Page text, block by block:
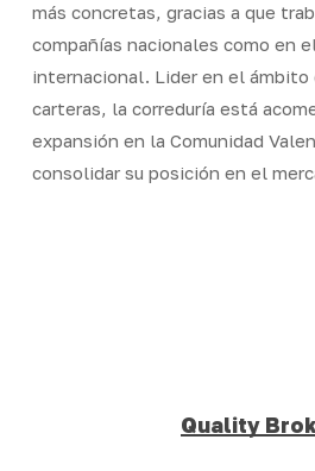
más concretas, gracias a que
compañías nacionales como en
internacional. Lider en el ámbito
carteras, la correduría está
expansión en la Comunidad
consolidar su posición en el
Quality